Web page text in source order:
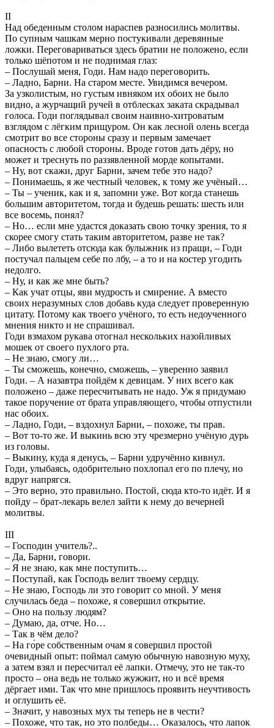
II
Над обеденным столом нараспев разносились молитвы.
По супным чашкам мерно постукивали деревянные
ложки. Переговариваться здесь братии не положено, если
только шёпотом и не поднимая глаз:
– Послушай меня, Годи. Нам надо переговорить.
– Ладно, Барни. На старом месте. Увидимся вечером.
За узколистым, но густым ивняком их обоих не было
видно, а журчащий ручей в отблесках заката скрадывал
голоса. Годи поглядывал своим наивно-хитроватым
взглядом с лёгким прищуром. Он как лесной олень всегда
смотрит во все стороны сразу и первым замечает
опасность с любой стороны. Вроде готов дать дёру, но
может и треснуть по раззявленной морде копытами.
– Ну, вот скажи, друг Барни, зачем тебе это надо?
– Понимаешь, я же честный человек, к тому же учёный…
– Ты – ученик, как и я, запомни уже. Вот когда станешь
большим авторитетом, тогда и будешь решать: шесть или
все восемь, понял?
– Но… если мне удастся доказать свою точку зрения, то я
скорее смогу стать таким авторитетом, разве не так?
– Либо вылететь отсюда как булыжник из пращи, – Годи
постучал пальцем себе по лбу, – а то и на костер угодить
недолго.
– Ну, и как же мне быть?
– Как учат отцы, яви мудрость и смирение. А вместо
своих неразумных слов добавь куда следует проверенную
цитату. Потому как твоего учёного, то есть недоученного
мнения никто и не спрашивал.
Годи взмахом рукава отогнал нескольких назойливых
мошек от своего пухлого рта.
– Не знаю, смогу ли…
– Ты сможешь, конечно, сможешь, – уверенно заявил
Годи. – А назавтра пойдём к девицам. У них всего как
положено – даже пересчитывать не надо. Уж я придумаю
такое поручение от брата управляющего, чтобы отпустили
нас обоих.
– Ладно, Годи, – вздохнул Барни, – похоже, ты прав.
– Вот то-то же. И выкинь всю эту чрезмерно учёную дурь
из головы.
– Выкину, куда я денусь, – Барни удручённо кивнул.
Годи, улыбаясь, одобрительно похлопал его по плечу, но
вдруг напрягся.
– Это верно, это правильно. Постой, сюда кто-то идёт. И я
пойду – брат-лекарь велел зайти к нему до вечерней
молитвы.
III
– Господин учитель?..
– Да, Барни, говори.
– Я не знаю, как мне поступить…
– Поступай, как Господь велит твоему сердцу.
– Не знаю, Господь ли это говорит со мной. У меня
случилась беда – похоже, я совершил открытие.
– Оно на пользу людям?
– Думаю, да, отче. Но…
– Так в чём дело?
– На го́ре собственным очам я совершил простой
очевидный опыт: поймал самую обычную навозную муху,
а затем взял и пересчитал её лапки. Отмечу, это не так-то
просто – она ведь не только жужжит, но и всё время
дёргает ими. Так что мне пришлось проявить неучтивость
и оглушить её.
– Значит, у навозных мух ты теперь не в чести?
– Похоже, что так, но это полбеды… Оказалось, что лапок